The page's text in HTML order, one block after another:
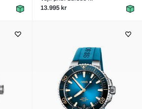
13.995 kr